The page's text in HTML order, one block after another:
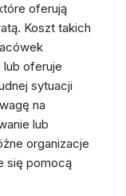
oferują
Koszt takich
lub oferuje
sytuacji
na
lub
organizacje
się pomocą